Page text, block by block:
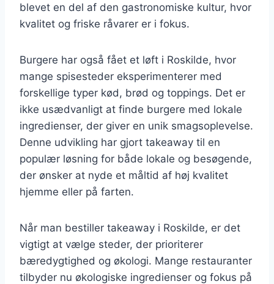
blevet en del af den gastronomiske kultur, hvor
kvalitet og friske råvarer er i fokus.
Burgere har også fået et løft i Roskilde, hvor
mange spisesteder eksperimenterer med
forskellige typer kød, brød og toppings. Det er
ikke usædvanligt at finde burgere med lokale
ingredienser, der giver en unik smagsoplevelse.
Denne udvikling har gjort takeaway til en
populær løsning for både lokale og besøgende,
der ønsker at nyde et måltid af høj kvalitet
hjemme eller på farten.
Når man bestiller takeaway i Roskilde, er det
vigtigt at vælge steder, der prioriterer
bæredygtighed og økologi. Mange restauranter
tilbyder nu økologiske ingredienser og fokus på